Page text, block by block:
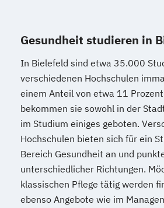
Gesundheit studieren in
In Bielefeld sind etwa 35.000
verschiedenen Hochschulen
einem Anteil von etwa 11
bekommen sie sowohl in der
im Studium einiges geboten.
Hochschulen bieten sich für ein
Bereich Gesundheit an und
unterschiedlicher Richtungen.
klassischen Pflege tätig werden
ebenso Angebote wie im